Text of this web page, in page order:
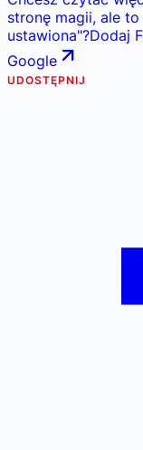
stronę magii, ale
ustawiona"?Dodaj
Google
UDOSTĘPNIJ